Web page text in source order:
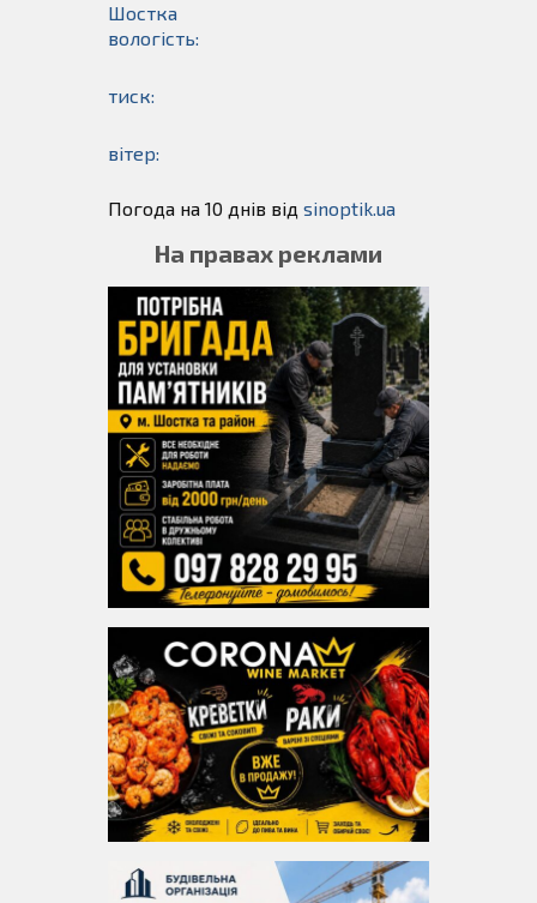
Шостка
вологість:
тиск:
вітер:
Погода на 10 днів від sinoptik.ua
На правах реклами